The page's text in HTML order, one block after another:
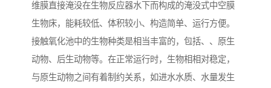
维膜直接淹没在生物反应器水下而构成的淹没式中空膜
生物床，能耗较低、体积较小、构造简单、运行方便。
接触氧化池中的生物种类是相当丰富的，包括、、原生
动物、后生动物等。在正常运行时，生物相相对稳定，
与原生动物之间有着制约关系，如进水水质、水量发生
家
屠宰场一体化污水处设备
生产厂家
餐厨垃圾污水处理设备
洗车污水处理设备 变电站污水处理设备
熟食厂污水处理设备 美容院一体化污水处理设